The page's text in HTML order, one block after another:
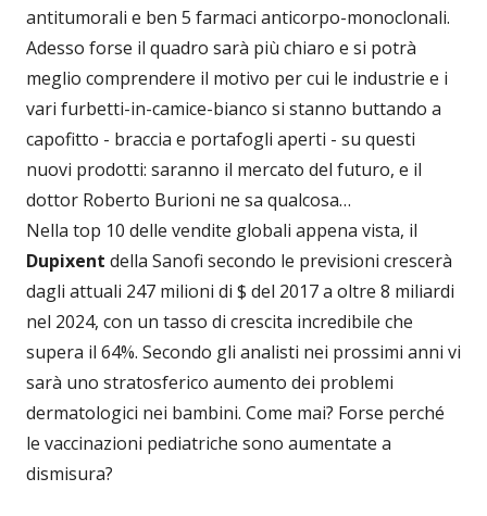
antitumorali e ben 5 farmaci anticorpo-monoclonali.
Adesso forse il quadro sarà più chiaro e si potrà
meglio comprendere il motivo per cui le industrie e i
vari furbetti-in-camice-bianco si stanno buttando a
capofitto - braccia e portafogli aperti - su questi
nuovi prodotti: saranno il mercato del futuro, e il
dottor Roberto Burioni ne sa qualcosa…
Nella top 10 delle vendite globali appena vista, il
Dupixent della Sanofi secondo le previsioni crescerà
dagli attuali 247 milioni di $ del 2017 a oltre 8 miliardi
nel 2024, con un tasso di crescita incredibile che
supera il 64%. Secondo gli analisti nei prossimi anni vi
sarà uno stratosferico aumento dei problemi
dermatologici nei bambini. Come mai? Forse perché
le vaccinazioni pediatriche sono aumentate a
dismisura?